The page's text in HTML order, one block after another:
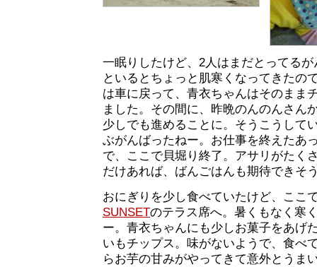
一眠りしたけど、2人はまだとってる
といるとちょっと肌寒くなってきたの
は車に戻って、青衣ちゃんはそのまま
ました。その間に、昨晩のんのんさん
少しでも進めることに。そうこうして
ぶがんばったねー。お仕事を終えたあ
で、ここで貝堀り終了。アサリがたく
だけあれば、ばんごはんも期待できそ
おにぎりを少し食べていたけど、ここ
SUNSETのテラス席へ。暑くもなく寒
ー。青衣ちゃんにも少しお菓子をあげ
いもチップス。味がないようで、食べ
らお芋の甘みがやってきて意外とうま